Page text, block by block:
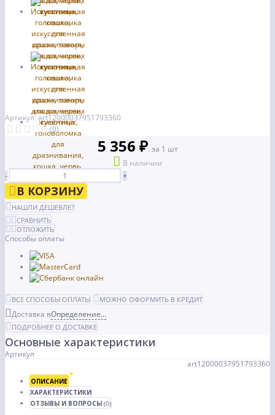
Артикул: art12000037951793360
(0)
5 356 ₽ за 1 шт
В наличии
-
+
В КОРЗИНУ
НАШЛИ ДЕШЕВЛЕ?
СРАВНИТЬ
ОТЛОЖИТЬ
Способы оплаты
ВСЕ СПОСОБЫ ОПЛАТЫ МОЖНО ОФОРМИТЬ В КРЕДИТ
Доставка вОпределение...
ПОДРОБНЕЕ О ДОСТАВКЕ
Основные характеристики
Артикул
art12000037951793360
ОПИСАНИЕ
ХАРАКТЕРИСТИКИ
ОТЗЫВЫ И ВОПРОСЫ (0)